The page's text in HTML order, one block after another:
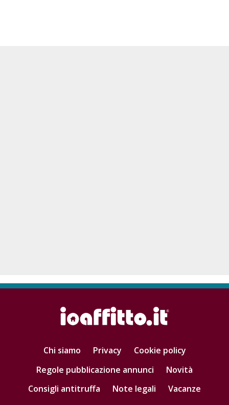
Chi siamo Privacy
Cookie policy
Regole pubblicazione annunci
Novità
Consigli antitruffa
Note legali
Vacanze